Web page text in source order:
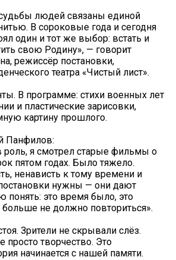
людей связаны единой
В сороковые года и сегодня
один и тот же выбор: встать и
свою Родину», — говорит
режиссёр постановки,
театра «Чистый лист».
В программе: стихи военных лет
и пластические зарисовки,
картину прошлого.
Панфилов:
роль, я смотрел старые фильмы о
пятом годах. Было тяжело.
ненависть к тому времени и
нужны — они дают
понять: это время было, это
больше не должно повториться».
Зрители не скрывали слёз.
просто творчество. Это
начинается с нашей памяти.